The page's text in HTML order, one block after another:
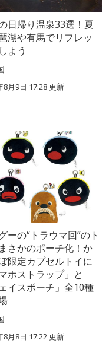
日帰り温泉33選！夏
湖や有馬でリフレッ
よう
8月9日 17:28更新
ーの“トラウマ回”のト
さかのポーチ化！か
限定カプセルトイに
ホストラップ」と
ェイスポーチ」全10種
8月8日 17:22更新